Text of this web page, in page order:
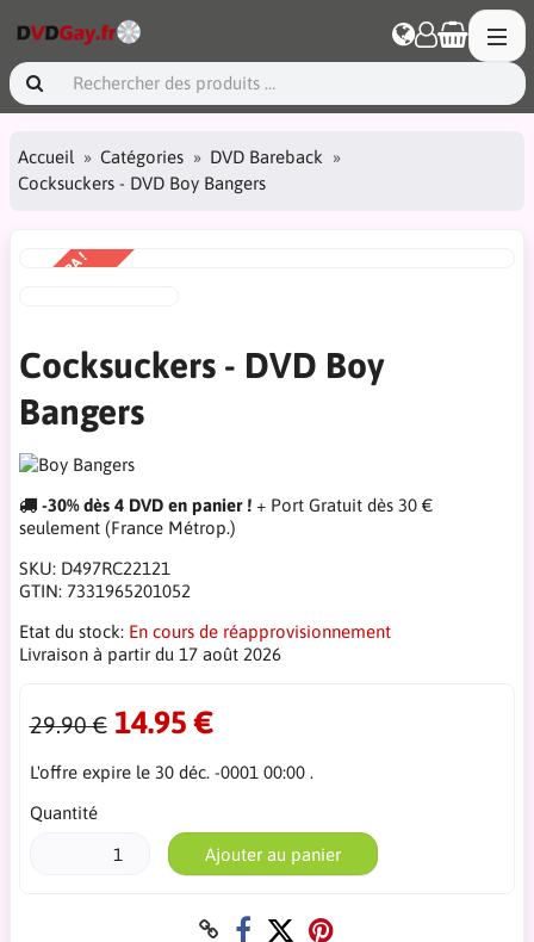
Accueil Catégories
DVD Bareback
Cocksuckers - DVD Boy Bangers
PRIX EXTRA !
Cocksuckers - DVD Boy
Bangers
-30% dès 4 DVD en panier ! + Port Gratuit dès 30 €
seulement (France Métrop.)
SKU: D497RC22121
GTIN: 7331965201052
Etat du stock: En cours de réapprovisionnement
Livraison à partir du 17 août 2026
29.90 € 14.95 €
L'offre expire le 30 déc. -0001 00:00 .
Quantité
Ajouter au panier